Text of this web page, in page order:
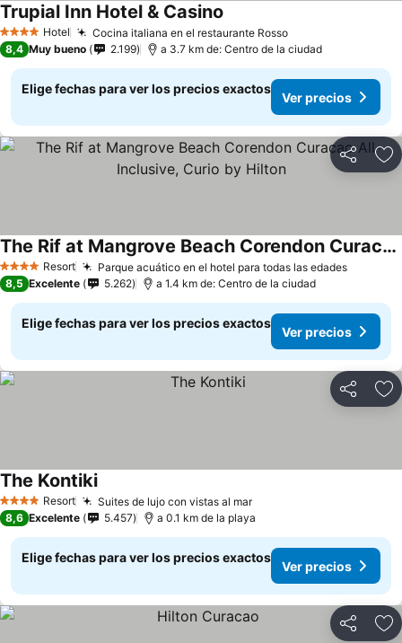
4 EstrellasHotel Cocina italiana en el restaurante Rosso
Trupial Inn Hotel & Casino
8,4 Muy bueno 2.199 a 3.7 km de: Centro de la ciudad
Elige fechas para ver los precios exactos
Ver precios
Compartir
4 EstrellasResort Parque acuático en el hotel para todas las edades
The Rif at Mangrove Beach Corendon Curacao All-Inclusive, Curio by Hilton
8,5 Excelente 5.262 a 1.4 km de: Centro de la ciudad
Elige fechas para ver los precios exactos
Ver precios
Compartir
4 EstrellasResort Suites de lujo con vistas al mar
The Kontiki
8,6 Excelente 5.457 a 0.1 km de la playa
Elige fechas para ver los precios exactos
Ver precios
Compartir